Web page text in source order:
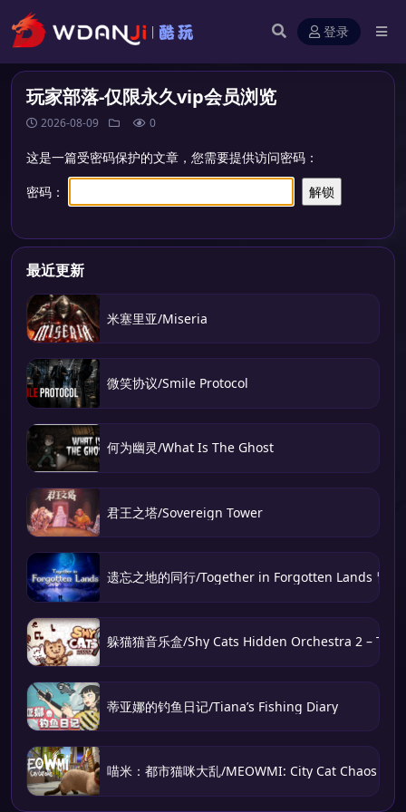
登录
玩家部落-仅限永久vip会员浏览
2026-08-09 0
这是一篇受密码保护的文章，您需要提供访问密码：
密码：
最近更新
米塞里亚/Miseria
微笑协议/Smile Protocol
何为幽灵/What Is The Ghost
君王之塔/Sovereign Tower
遗忘之地的同行/Together in Forgotten Lands 冒险
躲猫猫音乐盒/Shy Cats Hidden Orchestra 2 – The
蒂亚娜的钓鱼日记/Tiana’s Fishing Diary
喵米：都市猫咪大乱/MEOWMI: City Cat Chaos